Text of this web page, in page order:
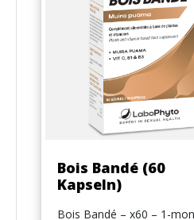
Vorschau
Bois Bandé (60
Kapseln)
Bois Bandé – x60 – 1-